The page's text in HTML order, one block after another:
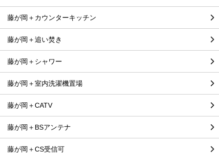
藤が岡＋カウンターキッチン
藤が岡＋追い焚き
藤が岡＋シャワー
藤が岡＋室内洗濯機置場
藤が岡＋CATV
藤が岡＋BSアンテナ
藤が岡＋CS受信可